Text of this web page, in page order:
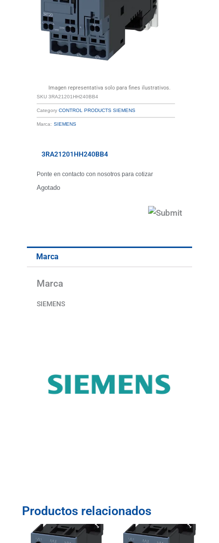
Imagen representativa solo para fines ilustrativos.
SKU 3RA21201HH240BB4
Category CONTROL PRODUCTS SIEMENS
Marca: SIEMENS
3RA21201HH240BB4
Ponte en contacto con nosotros para cotizar
Agotado
Marca
Marca
SIEMENS
Productos relacionados